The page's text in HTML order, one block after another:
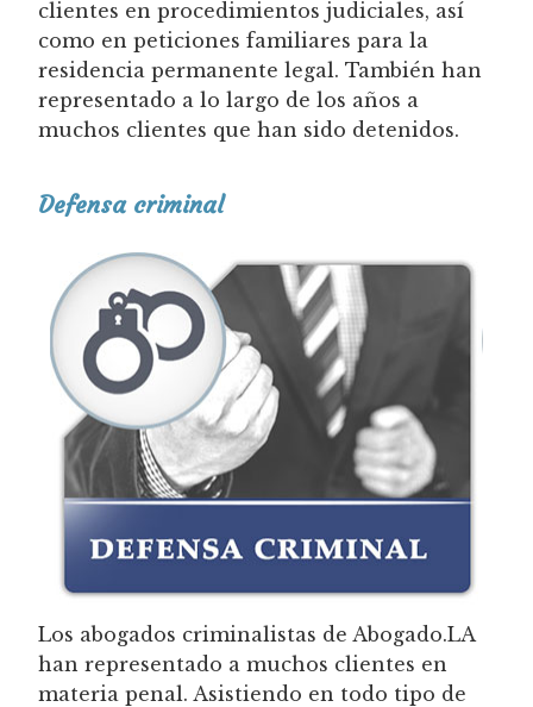
clientes en procedimientos judiciales, así
como en peticiones familiares para la
residencia permanente legal. También han
representado a lo largo de los años a
muchos clientes que han sido detenidos.
Defensa criminal
Los abogados criminalistas de Abogado.LA
han representado a muchos clientes en
materia penal. Asistiendo en todo tipo de